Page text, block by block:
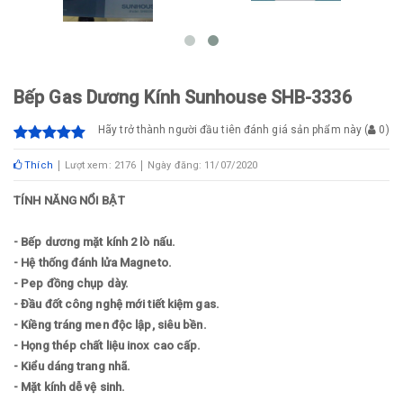
Bếp Gas Dương Kính Sunhouse SHB-3336
Hãy trở thành người đầu tiên đánh giá sản phẩm này ( 0)
Thích Lượt xem: 2176 Ngày đăng: 11/07/2020
TÍNH NĂNG NỔI BẬT
- Bếp dương mặt kính 2 lò nấu.
- Hệ thống đánh lửa Magneto.
- Pep đồng chụp dày.
- Đầu đốt công nghệ mới tiết kiệm gas.
- Kiềng tráng men độc lập, siêu bền.
- Họng thép chất liệu inox cao cấp.
- Kiểu dáng trang nhã.
- Mặt kính dễ vệ sinh.